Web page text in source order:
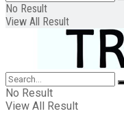
No Result
View All Result
No Result
View All Result